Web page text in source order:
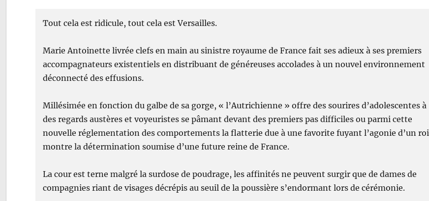
Tout cela est ridicule, tout cela est Versailles.
Marie Antoinette livrée clefs en main au sinistre royaume de France fait ses adieux à ses premiers
accompagnateurs existentiels en distribuant de généreuses accolades à un nouvel environnement
déconnecté des effusions.
Millésimée en fonction du galbe de sa gorge, « l’Autrichienne » offre des sourires d’adolescentes à
des regards austères et voyeuristes se pâmant devant des premiers pas difficiles ou parmi cette
nouvelle réglementation des comportements la flatterie due à une favorite fuyant l’agonie d’un roi
montre la détermination soumise d’une future reine de France.
La cour est terne malgré la surdose de poudrage, les affinités ne peuvent surgir que de dames de
compagnies riant de visages décrépis au seuil de la poussière s’endormant lors de cérémonie.